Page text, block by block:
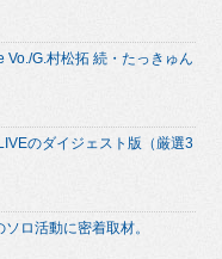
Vo./G.村松拓 続・たっきゅん
のダイジェスト版（厳選3
ロ活動に密着取材。